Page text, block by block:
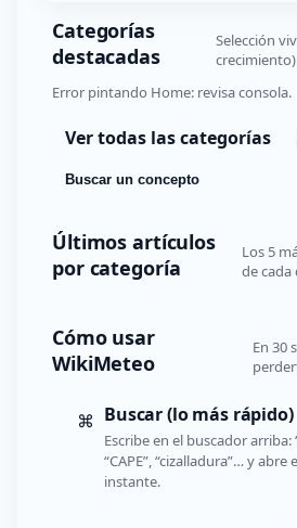
Categorías
destacadas
Selección
Error pintando Home: revisa consola.
Ver todas las categorías
Buscar un concepto
Últimos artículos
por categoría
Los 5
de cada
Cómo usar
WikiMeteo
En 30
⌘ Buscar (lo más rápido)
Escribe en el buscador arriba:
“CAPE”, “cizalladura”… y abre
instante.